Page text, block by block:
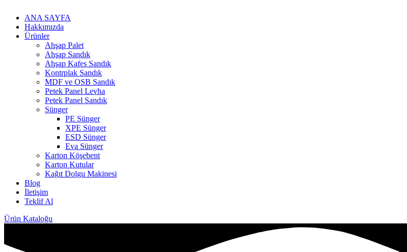
ANA SAYFA
Hakkımızda
Ürünler
Ahşap Palet
Ahşap Sandık
Ahşap Kafes Sandık
Kontrplak Sandık
MDF ve OSB Sandık
Petek Panel Levha
Petek Panel Sandık
Sünger
PE Sünger
XPE Sünger
ESD Sünger
Eva Sünger
Karton Köşebent
Karton Kutular
Kağıt Dolgu Makinesi
Blog
İletişim
Teklif Al
Ürün Kataloğu